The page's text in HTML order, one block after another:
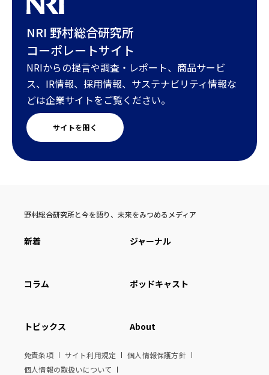
NRI 野村総合研究所
コーポレートサイト
NRIからの提言や調査・レポート、商品サービ
ス、IR情報、採用情報、サステナビリティ情報な
どは企業サイトをご覧ください。
サイトを開く
野村総合研究所と今を語り、未来をみつめるメディア
新着 ジャーナル
コラム ポッドキャスト
トピックス About
免責条項 サイト利用規定
個人情報保護方針
個人情報の取扱いについて